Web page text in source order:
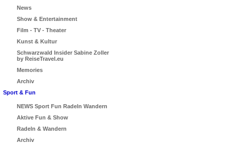
News
Show & Entertainment
Film - TV - Theater
Kunst & Kultur
Schwarzwald Insider Sabine Zoller
by ReiseTravel.eu
Memories
Archiv
Sport & Fun
NEWS Sport Fun Radeln Wandern
Aktive Fun & Show
Radeln & Wandern
Archiv